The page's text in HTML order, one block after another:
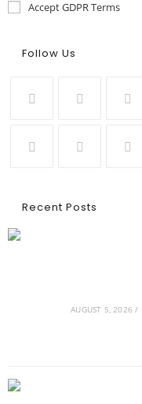
Accept GDPR Terms
Follow Us
Recent Posts
AUGUST 5, 2026 /